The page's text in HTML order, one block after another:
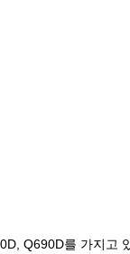
Q690D를 가지고